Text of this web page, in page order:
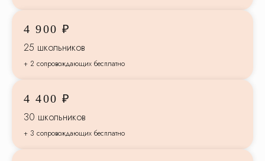
4 900 ₽
25 школьников
+ 2 сопровождающих бесплатно
4 400 ₽
30 школьников
+ 3 сопровождающих бесплатно
дешевле, чем автобус, если
группа менее 35 человек
экспресс-электрички и поезда
детей не укачивает, можно ходить
по вагону
гид сопровождает в электричке
или встречает по прибытию
у вагона с табличкой